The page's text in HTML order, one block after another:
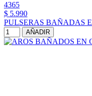
4365
$ 5.990
PULSERAS BAÑADAS
AÑADIR